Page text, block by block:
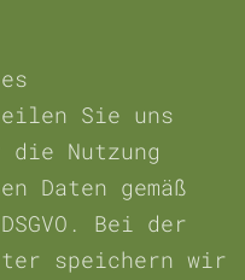
Sie uns
Nutzung
Daten gemäß
Bei der
speichern wir